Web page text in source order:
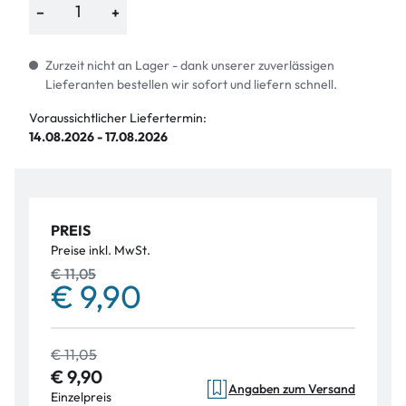
− +
Zurzeit nicht an Lager - dank unserer zuverlässigen
Lieferanten bestellen wir sofort und liefern schnell.
Voraussichtlicher Liefertermin:
14.08.2026 - 17.08.2026
PREIS
Preise inkl. MwSt.
€ 11,05
€ 9,90
€ 11,05
€ 9,90
Einzelpreis
Angaben zum Versand